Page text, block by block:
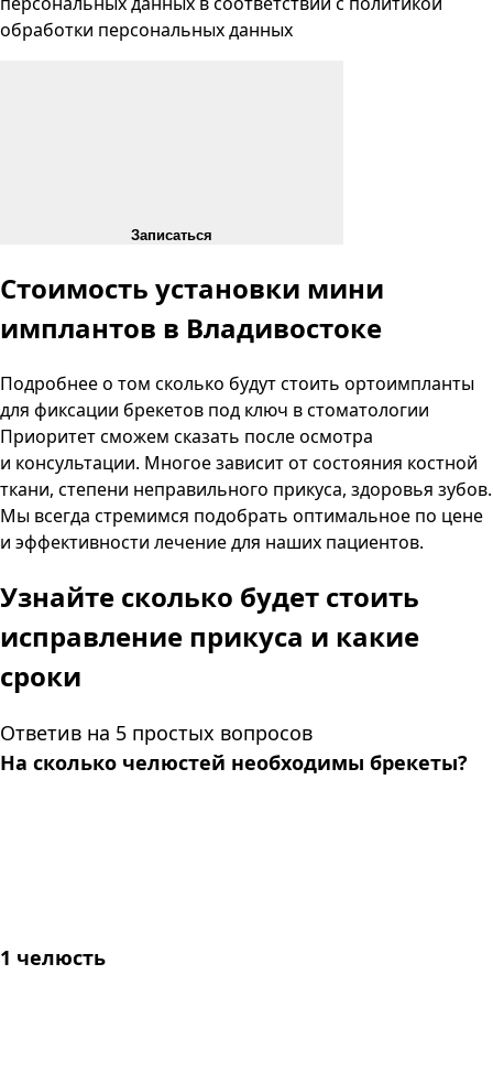
обработки персональных данных
Записаться
Стоимость установки мини
имплантов в Владивостоке
Подробнее о том сколько будут стоить ортоимпланты
для фиксации брекетов под ключ в стоматологии
Приоритет сможем сказать после осмотра
и консультации. Многое зависит от состояния костной
ткани, степени неправильного прикуса, здоровья зубов.
Мы всегда стремимся подобрать оптимальное по цене
и эффективности лечение для наших пациентов.
Узнайте сколько будет стоить
исправление прикуса и какие
сроки
Ответив на 5 простых вопросов
На сколько челюстей необходимы брекеты?
1 челюсть